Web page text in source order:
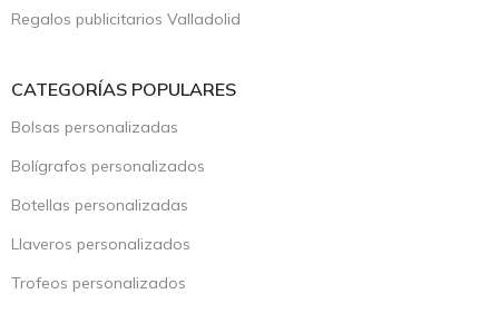
Regalos publicitarios Valladolid
CATEGORÍAS POPULARES
Bolsas personalizadas
Bolígrafos personalizados
Botellas personalizadas
Llaveros personalizados
Trofeos personalizados